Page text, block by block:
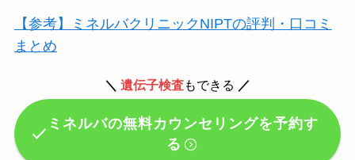
【参考】ミネルバクリニックNIPTの評判・口コミ
まとめ
＼ 遺伝子検査もできる ／
ミネルバの無料カウンセリングを予約す
る